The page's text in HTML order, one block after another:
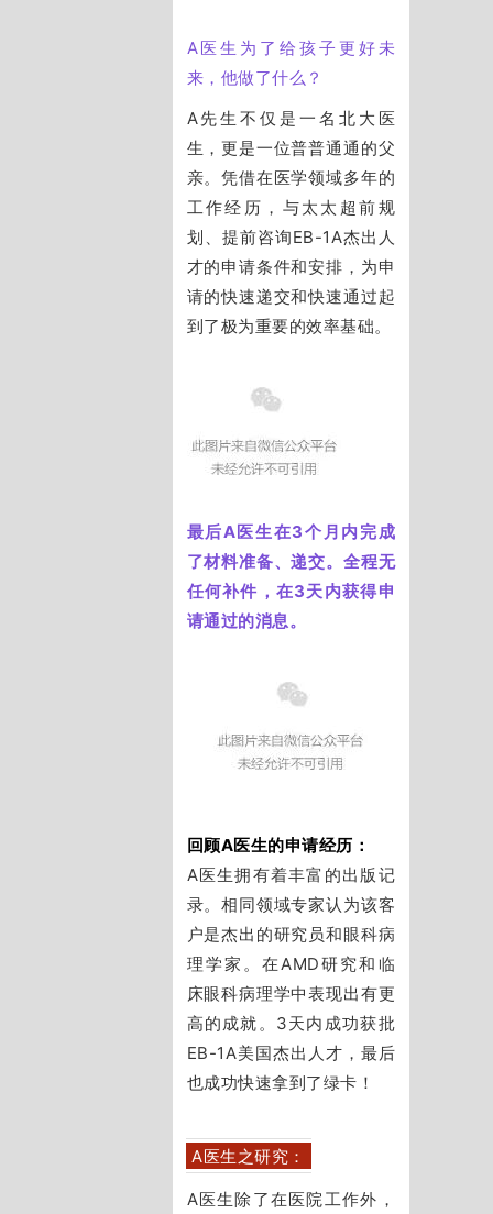
A医生为了给孩子更好未
来，他做了什么？
A先生不仅是一名北大医
生，更是一位普普通通的父
亲。凭借在医学领域多年的
工作经历，与太太超前规
划、提前咨询EB-1A杰出人
才的申请条件和安排，为申
请的快速递交和快速通过起
到了极为重要的效率基础。
最后A医生在3个月内完成
了材料准备、递交。 全程无
任何补件，在3天内获得申
请通过的消息。
回顾A医生的申请经历：
A医生拥有着丰富的出版记
录。相同领域专家认为该客
户是杰出的研究员和眼科病
理学家。在AMD研究和临
床眼科病理学中表现出有更
高的成就。 3天内成功获批
EB-1A美国杰出人才，最后
也成功快速拿到了绿卡！
A医生之研究：
A医生除了在医院工作外，